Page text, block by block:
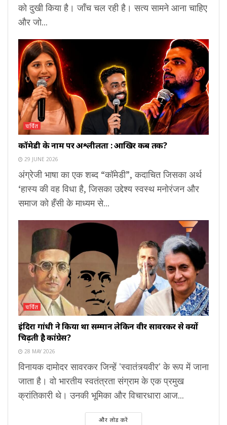
को दुखी किया है। जाँच चल रही है। सत्य सामने आना चाहिए
और जो...
चर्चित
कॉमेडी के नाम पर अश्लीलता : आखिर कब तक?
29 JUNE 2026
अंग्रेजी भाषा का एक शब्द “कॉमेडी”, कदाचित जिसका अर्थ
‘हास्य की वह विधा है, जिसका उद्देश्य स्वस्थ मनोरंजन और
समाज को हँसी के माध्यम से...
चर्चित
इंदिरा गांधी ने किया था सम्मान लेकिन वीर सावरकर से क्यों
चिढ़ती है कांग्रेस?
28 MAY 2026
विनायक दामोदर सावरकर जिन्हें 'स्वातंत्र्यवीर' के रूप में जाना
जाता है। वो भारतीय स्वतंत्रता संग्राम के एक प्रमुख
क्रांतिकारी थे। उनकी भूमिका और विचारधारा आज...
और लोड करें